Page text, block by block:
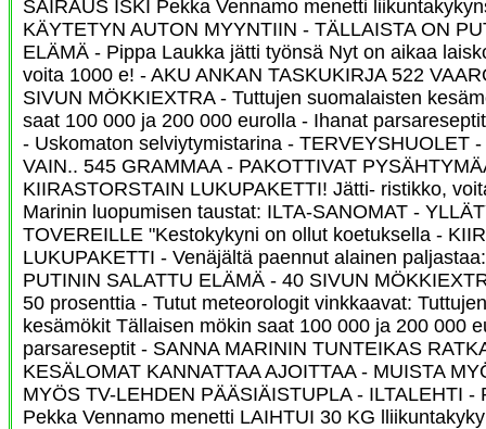
SAIRAUS ISKI Pekka Vennamo menetti
KÄYTETYN AUTON MYYNTIIN - TÄLLAISTA ON
ELÄMÄ - Pippa Laukka jätti työnsä Nyt on aikaa
voita 1000 e! - AKU ANKAN TASKUKIRJA 522
SIVUN MÖKKIEXTRA - Tuttujen suomalaisten
saat 100 000 ja 200 000 eurolla - Ihanat
- Uskomaton selviytymistarina - TERVEYSHUOLET
VAIN.. 545 GRAMMAA - PAKOTTIVAT
KIIRASTORSTAIN LUKUPAKETTI! Jätti- ristikko,
Marinin luopumisen taustat: ILTA-SANOMAT -
TOVEREILLE "Kestokykyni on ollut koetuksella -
LUKUPAKETTI - Venäjältä paennut alainen
PUTININ SALATTU ELÄMÄ - 40 SIVUN
50 prosenttia - Tutut meteorologit vinkkaavat:
kesämökit Tällaisen mökin saat 100 000 ja 200 000
parsareseptit - SANNA MARININ TUNTEIKAS
KESÄLOMAT KANNATTAA AJOITTAA - MUISTA
MYÖS TV-LEHDEN PÄÄSIÄISTUPLA - ILTALEHTI -
Pekka Vennamo menetti LAIHTUI 30 KG